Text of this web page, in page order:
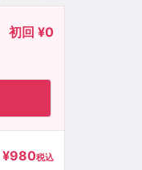
初回 ¥0
¥980税込